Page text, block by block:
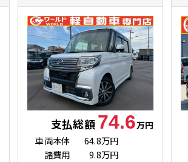
支払総額 74.6万円
車両本体
64.8万円
諸費用
9.8万円